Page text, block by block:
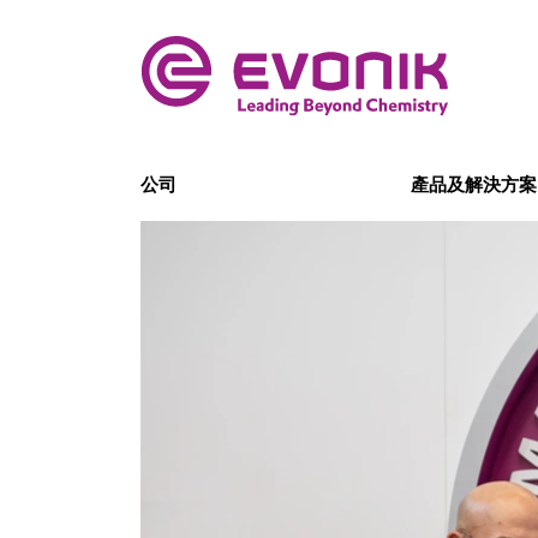
公司 產品及解決方案